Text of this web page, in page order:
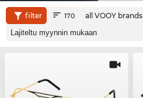
filter 170 all VOOY brands